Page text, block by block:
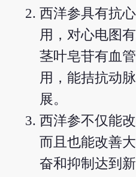
西洋参具有抗
用，对心电图
茎叶皂苷有血
用，能拮抗动
展。
西洋参不仅能
而且也能改善
奋和抑制达到